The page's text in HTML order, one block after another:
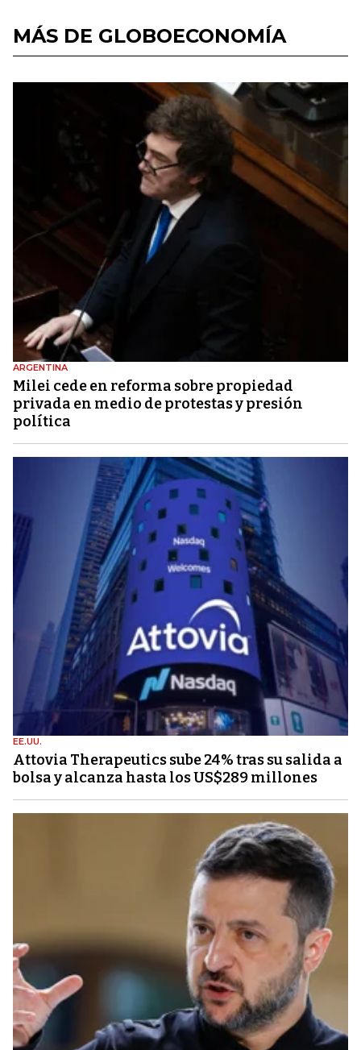
MÁS DE GLOBOECONOMÍA
ARGENTINA
Milei cede en reforma sobre propiedad
privada en medio de protestas y presión
política
EE.UU.
Attovia Therapeutics sube 24% tras su salida a
bolsa y alcanza hasta los US$289 millones